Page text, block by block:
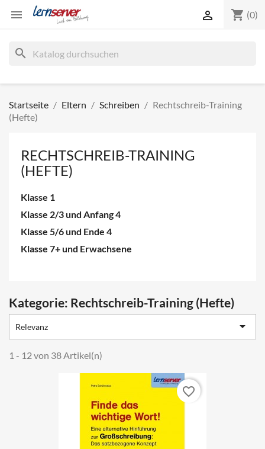
 shopping_cart (0)

search
Startseite Eltern Schreiben
Rechtschreib-Training
(Hefte)
RECHTSCHREIB-TRAINING
(HEFTE)
Klasse 1
Klasse 2/3 und Anfang 4
Klasse 5/6 und Ende 4
Klasse 7+ und Erwachsene
Kategorie: Rechtschreib-Training (Hefte)
Relevanz 
1 - 12 von 38 Artikel(n)
favorite_border